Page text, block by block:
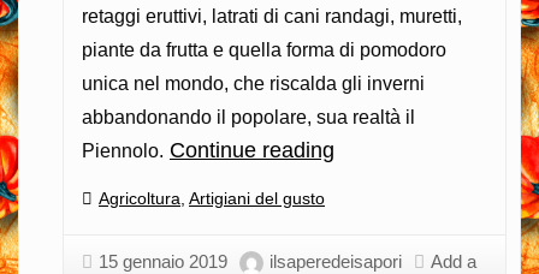
retaggi eruttivi, latrati di cani randagi, muretti,
piante da frutta e quella forma di pomodoro
unica nel mondo, che riscalda gli inverni
abbandonando il popolare, sua realtà il
Piennolo. Continue reading
Vesuvio
Categories:
Agricoltura Artigiani del gusto
15 gennaio 2019 ilsaperedeisapori
Add a